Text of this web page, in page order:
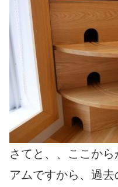
さてと、、ここか
アムですから、過